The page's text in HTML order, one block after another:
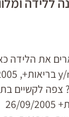
את הלידה
צפה לקשיים